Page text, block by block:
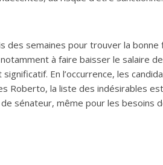
des semaines pour trouver la bonne
à faire baisser le salaire
En l’occurrence, les
Roberto, la liste des indésirables
sénateur, même pour les besoins